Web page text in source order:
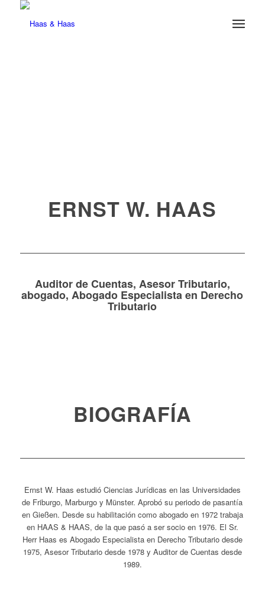
ERNST W. HAAS
Auditor de Cuentas, Asesor Tributario,
abogado, Abogado Especialista en Derecho
Tributario
BIOGRAFÍA
Ernst W. Haas estudió Ciencias Jurídicas en las Universidades
de Friburgo, Marburgo y Münster. Aprobó su periodo de pasantía
en Gießen. Desde su habilitación como abogado en 1972 trabaja
en HAAS & HAAS, de la que pasó a ser socio en 1976. El Sr.
Herr Haas es Abogado Especialista en Derecho Tributario desde
1975, Asesor Tributario desde 1978 y Auditor de Cuentas desde
1989.